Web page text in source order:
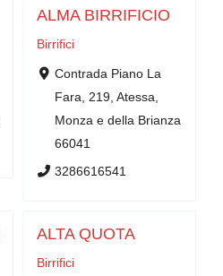
ALMA BIRRIFICIO
Birrifici
Contrada Piano La
Fara, 219, Atessa,
Monza e della Brianza
66041
3286616541
ALTA QUOTA
Birrifici